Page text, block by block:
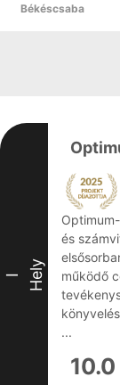
Békéscsaba
I Hely
és
működő
...
10.0